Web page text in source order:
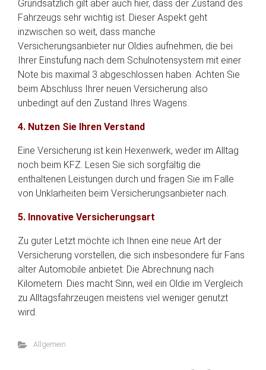
Grundsätzlich gilt aber auch hier, dass der Zustand des
Fahrzeugs sehr wichtig ist. Dieser Aspekt geht
inzwischen so weit, dass manche
Versicherungsanbieter nur Oldies aufnehmen, die bei
Ihrer Einstufung nach dem Schulnotensystem mit einer
Note bis maximal 3 abgeschlossen haben. Achten Sie
beim Abschluss Ihrer neuen Versicherung also
unbedingt auf den Zustand Ihres Wagens.
4. Nutzen Sie Ihren Verstand
Eine Versicherung ist kein Hexenwerk, weder im Alltag
noch beim KFZ. Lesen Sie sich sorgfältig die
enthaltenen Leistungen durch und fragen Sie im Falle
von Unklarheiten beim Versicherungsanbieter nach.
5. Innovative Versicherungsart
Zu guter Letzt möchte ich Ihnen eine neue Art der
Versicherung vorstellen, die sich insbesondere für Fans
alter Automobile anbietet: Die Abrechnung nach
Kilometern. Dies macht Sinn, weil ein Oldie im Vergleich
zu Alltagsfahrzeugen meistens viel weniger genutzt
wird.
Allgemein